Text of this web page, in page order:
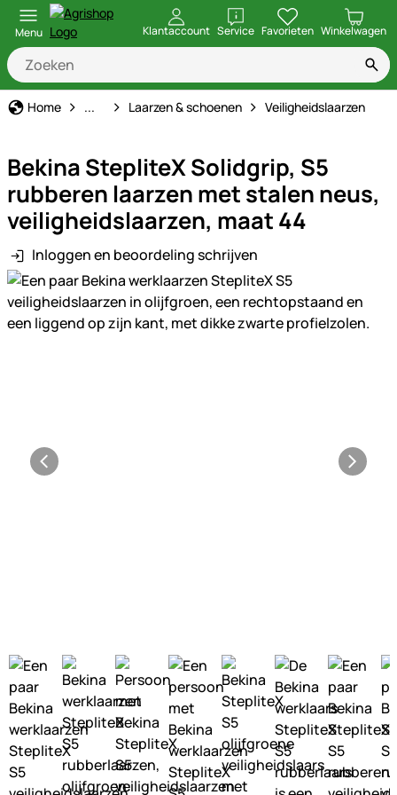
Menu Klantaccount ServiceopenenFavorieten Winkelwagen
Home Werkkleding & bescherming
... Laarzen & schoenen Veiligheidslaarzen
Bekina StepliteX Solidgrip, S5
rubberen laarzen met stalen neus,
veiligheidslaarzen, maat 44
Inloggen en beoordeling schrijven
Productgalerij